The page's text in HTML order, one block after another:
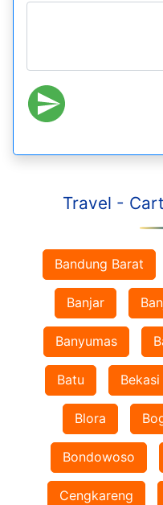
Travel -
Bandung Barat
Banjar
Banyumas
Batu Bekasi
Blora
Bondowoso
Cengkareng